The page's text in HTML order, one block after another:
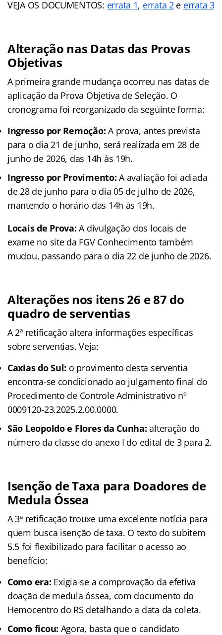
VEJA OS DOCUMENTOS: errata 1, errata 2e errata 3
Alteração nas Datas das Provas
Objetivas
A primeira grande mudança ocorreu nas datas de
aplicação da Prova Objetiva de Seleção. O
cronograma foi reorganizado da seguinte forma:
Ingresso por Remoção: A prova, antes prevista
para o dia 21 de junho, será realizada em 28 de
junho de 2026, das 14h às 19h.
Ingresso por Provimento:A avaliação foi adiada
de 28 de junho para o dia 05 de julho de 2026,
mantendo o horário das 14h às 19h.
Locais de Prova:A divulgação dos locais de
exame no site da FGV Conhecimento também
mudou, passando para o dia 22 de junho de 2026.
Alterações nos itens 26 e 87 do
quadro de serventias
A 2ª retificação altera informações específicas
sobre serventias. Veja:
Caxias do Sul: o provimento desta serventia
encontra-se condicionado ao julgamento final do
Procedimento de Controle Administrativo nº
0009120-23.2025.2.00.0000.
São Leopoldo e Flores da Cunha: alteração do
número da classe do anexo I do edital de 3 para 2.
Isenção de Taxa para Doadores de
Medula Óssea
A 3ª retificação trouxe uma excelente notícia para
quem busca isenção de taxa. O texto do subitem
5.5 foi flexibilizado para facilitar o acesso ao
benefício:
Como era: Exigia-se a comprovação da efetiva
doação de medula óssea, com documento do
Hemocentro do RS detalhando a data da coleta.
Como ficou: Agora, basta que o candidato